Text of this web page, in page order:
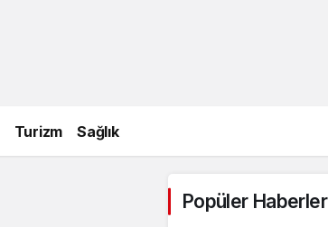
Turizm Sağlık
Popüler Haberler